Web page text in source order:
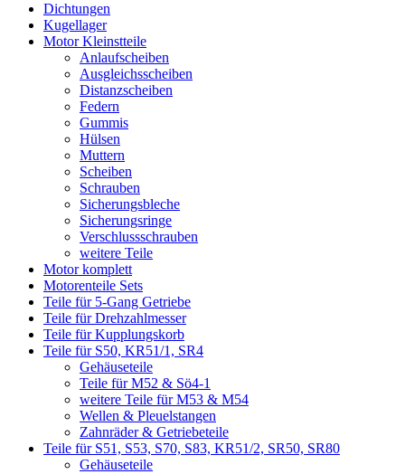
Dichtungen
Kugellager
Motor Kleinstteile
Anlaufscheiben
Ausgleichsscheiben
Distanzscheiben
Federn
Gummis
Hülsen
Muttern
Scheiben
Schrauben
Sicherungsbleche
Sicherungsringe
Verschlussschrauben
weitere Teile
Motor komplett
Motorenteile Sets
Teile für 5-Gang Getriebe
Teile für Drehzahlmesser
Teile für Kupplungskorb
Teile für S50, KR51/1, SR4
Gehäuseteile
Teile für M52 & Sö4-1
weitere Teile für M53 & M54
Wellen & Pleuelstangen
Zahnräder & Getriebeteile
Teile für S51, S53, S70, S83, KR51/2, SR50, SR80
Gehäuseteile